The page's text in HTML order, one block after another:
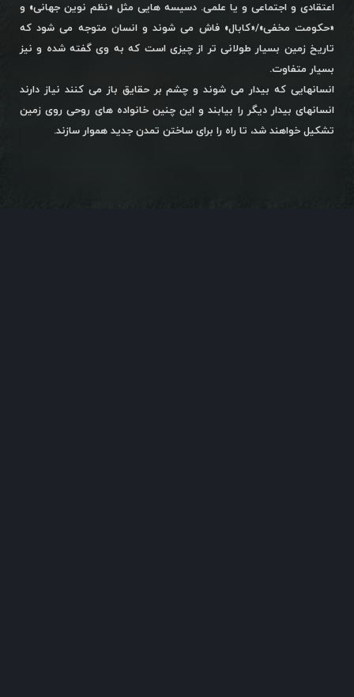
اعتقادی و اجتماعی و یا علمی. دسیسه هایی مثل «نظم نوین جهانی» و
«حکومت مخفی»/«کابال» فاش می شوند و انسان متوجه می شود که
تاریخ زمین بسیار طولانی تر از چیزی است که به وی گفته شده و نیز
بسیار متفاوت.
انسانهایی که بیدار می شوند و چشم بر حقایق باز می کنند نیاز دارند
انسانهای بیدار دیگر را بیابند و این چنین خانواده های روحی روی زمین
تشکیل خواهند شد، تا راه را برای ساختن تمدن جدید هموار سازند.